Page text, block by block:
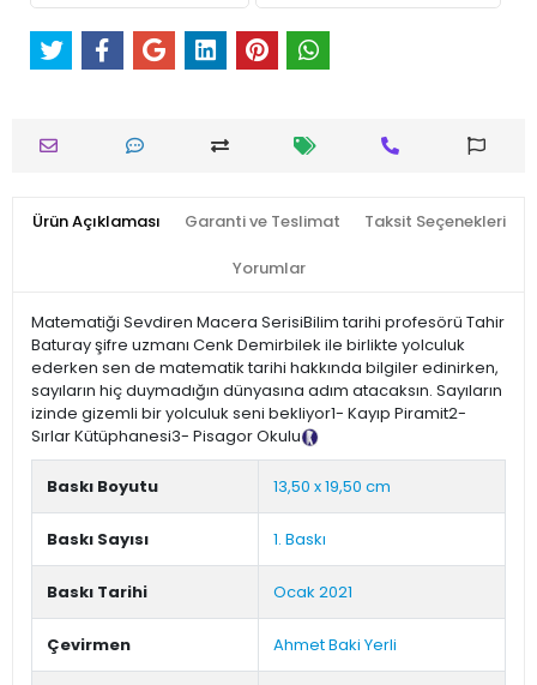
Ürün Açıklaması Garanti ve Teslimat Taksit Seçenekleri
Yorumlar
Matematiği Sevdiren Macera SerisiBilim tarihi profesörü Tahir
Baturay şifre uzmanı Cenk Demirbilek ile birlikte yolculuk
ederken sen de matematik tarihi hakkında bilgiler edinirken,
sayıların hiç duymadığın dünyasına adım atacaksın. Sayıların
izinde gizemli bir yolculuk seni bekliyor1- Kayıp Piramit2-
Sırlar Kütüphanesi3- Pisagor Okulu
Baskı Boyutu 13,50 x 19,50 cm
Baskı Sayısı 1. Baskı
Baskı Tarihi Ocak 2021
Çevirmen Ahmet Baki Yerli